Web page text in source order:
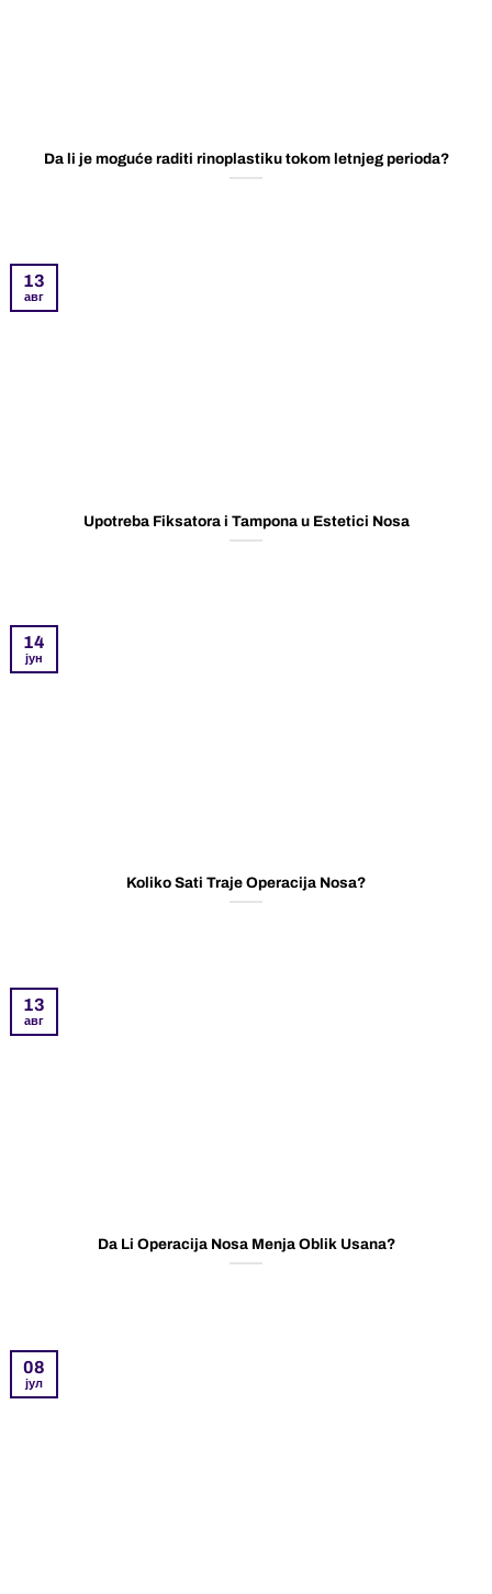
Da li je moguće raditi rinoplastiku tokom letnjeg perioda?
Upotreba Fiksatora i Tampona u Estetici Nosa
13
авг
Koliko Sati Traje Operacija Nosa?
14
јун
Da Li Operacija Nosa Menja Oblik Usana?
13
авг
08
јул